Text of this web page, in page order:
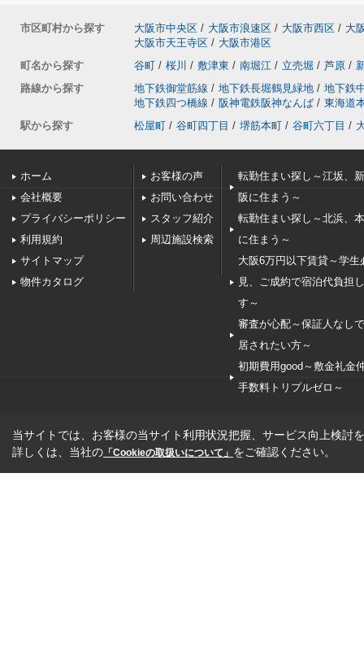
市区町村から探す 大阪市中央区 / 大阪市浪速区 / 大阪市西区 / 大
大阪市天王寺区 / 大阪市港区
町名から探す
谷町 / 桜川 / 敷津東 / 南堀江 / 立売堀 / 芦原 /
路線から探す
地下鉄御堂筋線 / 地下鉄長堀鶴見緑地 / 地下鉄
地下鉄四つ橋線 / 阪神電鉄阪神なんば / 東海道
駅から探す
松屋町 / 谷町四丁目 / 堺筋本町 / 谷町六丁目 /
ホーム
会社概要
プライバシーポリシー
利用規約
サイトマップ
物件カタログ
お客様の声
お問い合わせ
スタッフ紹介
周辺施設検索
転勤住まい探し～江坂、
阪に住まう～
転勤住まい探し～北浜、
に住まう～
大阪6万円以下賃貸～学生
見、ご成約で宿泊代負担
す～
審査が心配～保証人なし
居されたい方～
初期費用good～敷金礼金
手数料トリプルゼロ～
当サイトでは、お客様の当サイト利用状況把握、サービス向上検討
詳しくは、当社の 「Cookieの取扱いについて」 をご確認ください。